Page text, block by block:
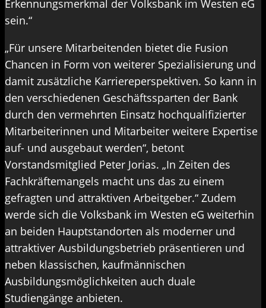
Erkennungsmerkmal der Volksbank im Westen eG
sein.“
„Für unsere Mitarbeitenden bietet die Fusion
Chancen in Form von weiterer Spezialisierung und
damit zusätzliche Karriereperspektiven. So kann in
den verschiedenen Geschäftssparten der Bank
durch den vermehrten Einsatz hochqualifizierter
Mitarbeiterinnen und Mitarbeiter weitere Expertise
auf- und ausgebaut werden“, betont
Vorstandsmitglied Peter Jorias. „In Zeiten des
Fachkräftemangels macht uns das zu einem
gefragten und attraktiven Arbeitgeber.“ Zudem
werde sich die Volksbank im Westen eG weiterhin
an beiden Hauptstandorten als moderner und
attraktiver Ausbildungsbetrieb präsentieren und
neben klassischen, kaufmännischen
Ausbildungsmöglichkeiten auch duale
Studiengänge anbieten.